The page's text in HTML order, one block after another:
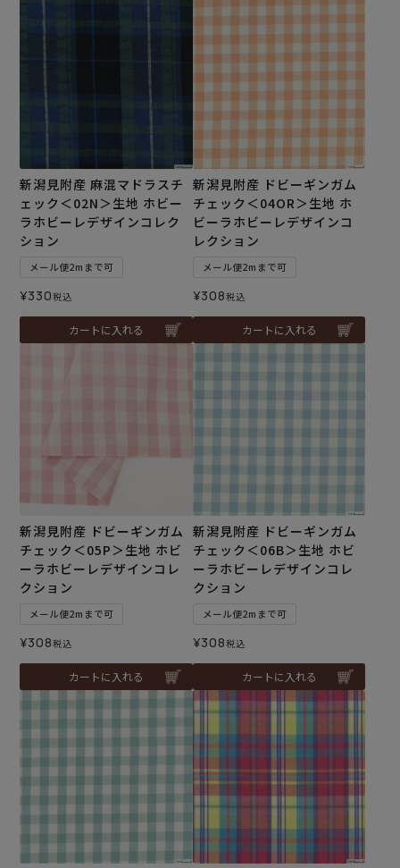
新潟見附産 麻混マドラスチ
ェック＜02N＞生地 ホビー
ラホビーレデザインコレク
ション
メール便2mまで可
¥330税込
カートに入れる
新潟見附産 ドビーギンガム
チェック＜04OR＞生地 ホ
ビーラホビーレデザインコ
レクション
メール便2mまで可
¥308税込
カートに入れる
新潟見附産 ドビーギンガム
チェック＜05P＞生地 ホビ
ーラホビーレデザインコレ
クション
メール便2mまで可
¥308税込
カートに入れる
新潟見附産 ドビーギンガム
チェック＜06B＞生地 ホビ
ーラホビーレデザインコレ
クション
メール便2mまで可
¥308税込
カートに入れる